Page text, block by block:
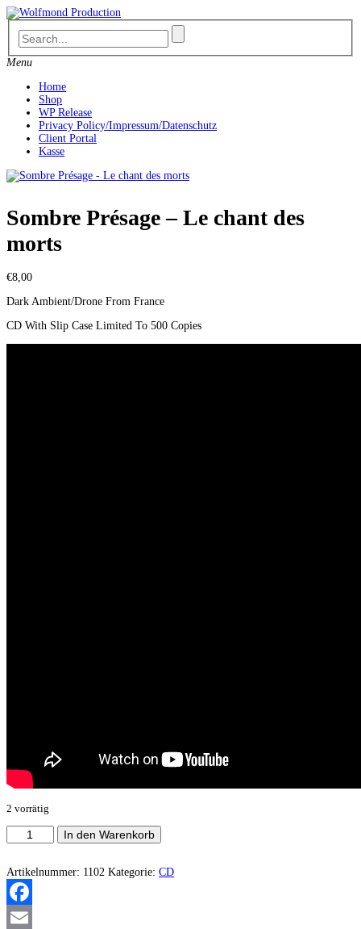
Skip
to
content
Menu
Home
Shop
WP Release
Privacy Policy/Impressum/Datenschutz
Client Portal
Kasse
Sombre Présage – Le chant des
morts
€8,00
Dark Ambient/Drone From France
CD With Slip Case Limited To 500 Copies
2 vorrätig
Sombre
Présage
Le
chant
des
morts
Menge
In den Warenkorb
Artikelnummer: 1102 Kategorie: CD
Facebook